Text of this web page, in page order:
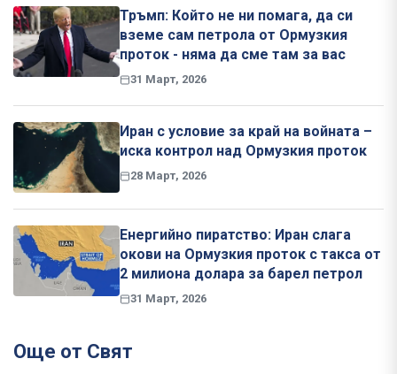
Тръмп: Който не ни помага, да си
вземе сам петрола от Ормузкия
проток - няма да сме там за вас
31 Март, 2026
Иран с условие за край на войната –
иска контрол над Ормузкия проток
28 Март, 2026
Енергийно пиратство: Иран слага
окови на Ормузкия проток с такса от
2 милиона долара за барел петрол
31 Март, 2026
Още от Свят